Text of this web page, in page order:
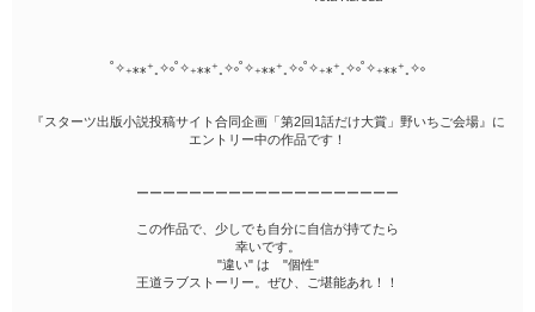
˚✧₊⁎⁎⁺˳✧༚˚✧₊⁎⁎⁺˳✧༚˚✧₊⁎⁎⁺˳✧༚˚✧₊⁎⁺˳✧༚˚✧₊⁎⁎⁺˳✧༚
『スターツ出版小説投稿サイト合同企画「第2回1話だけ大賞」野いちご会場』に
エントリー中の作品です！
ーーーーーーーーーーーーーーーーーーーー
この作品で、少しでも自分に自信が持てたら
幸いです。
"違い" は "個性"
王道ラブストーリー。ぜひ、ご堪能あれ！！